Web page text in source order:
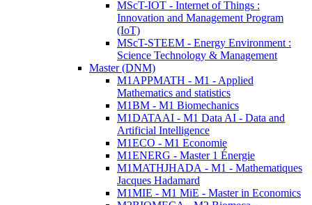
MScT-IOT - Internet of Things :
Innovation and Management Program
(IoT)
MScT-STEEM - Energy Environment :
Science Technology & Management
Master (DNM)
M1APPMATH - M1 - Applied
Mathematics and statistics
M1BM - M1 Biomechanics
M1DATAAI - M1 Data AI - Data and
Artificial Intelligence
M1ECO - M1 Economie
M1ENERG - Master 1 Énergie
M1MATHJHADA - M1 - Mathematiques
Jacques Hadamard
M1MIE - M1 MiE - Master in Economics